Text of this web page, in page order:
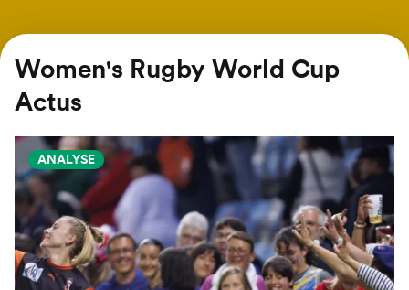
Women's Rugby World Cup
Actus
ANALYSE